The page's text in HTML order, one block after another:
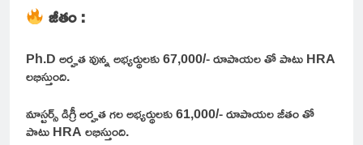
జీతం :
Ph.D అర్హత వున్న అభ్యర్థులకు 67,000/- రూపాయల తో పాటు HRA
లభిస్తుంది.
మాస్టర్స్ డిగ్రీ అర్హత గల అభ్యర్థులకు 61,000/- రూపాయల జీతం తో
పాటు HRA లభిస్తుంది.